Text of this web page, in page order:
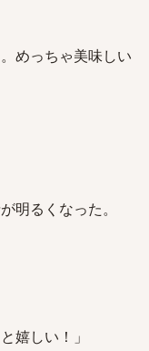
めっちゃ美味しい
明るくなった。
嬉しい！」